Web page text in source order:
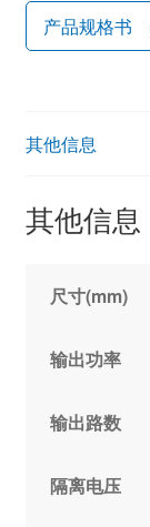
产品规格书
其他信息
其他信息
尺寸(mm)
输出功率
输出路数
隔离电压